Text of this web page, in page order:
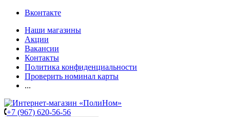
Вконтакте
Наши магазины
Акции
Вакансии
Контакты
Политика конфиденциальности
Проверить номинал карты
...
+7 (967) 620-56-56